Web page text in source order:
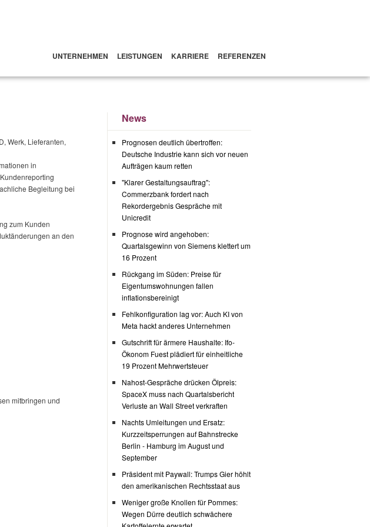
UNTERNEHMEN LEISTUNGEN KARRIERE REFERENZEN
Werk, Lieferanten,
in
Begleitung bei
zum Kunden
an den
mitbringen und
News
Prognosen deutlich übertroffen:
Deutsche Industrie kann sich vor neuen
Aufträgen kaum retten
"Klarer Gestaltungsauftrag":
Commerzbank fordert nach
Rekordergebnis Gespräche mit
Unicredit
Prognose wird angehoben:
Quartalsgewinn von Siemens klettert um
16 Prozent
Rückgang im Süden: Preise für
Eigentumswohnungen fallen
inflationsbereinigt
Fehlkonfiguration lag vor: Auch KI von
Meta hackt anderes Unternehmen
Gutschrift für ärmere Haushalte: Ifo-
Ökonom Fuest plädiert für einheitliche
19 Prozent Mehrwertsteuer
Nahost-Gespräche drücken Ölpreis:
SpaceX muss nach Quartalsbericht
Verluste an Wall Street verkraften
Nachts Umleitungen und Ersatz:
Kurzzeitsperrungen auf Bahnstrecke
Berlin - Hamburg im August und
September
Präsident mit Paywall: Trumps Gier höhlt
den amerikanischen Rechtsstaat aus
Weniger große Knollen für Pommes:
Wegen Dürre deutlich schwächere